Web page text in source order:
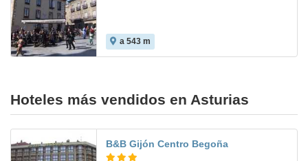
a 543 m
Hoteles más vendidos en Asturias
B&B Gijón Centro Begoña